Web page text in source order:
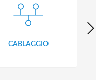
CABLAGGIO